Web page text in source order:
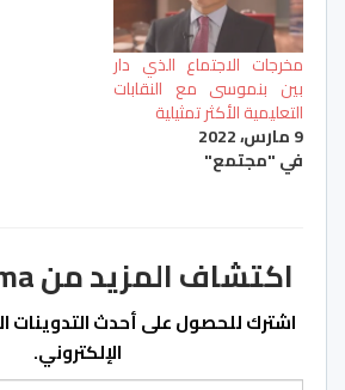
مخرجات الاجتماع الذي دار
بين بنموسى مع النقابات
التعليمية الأكثر تمثيلية
9 مارس، 2022
في "مجتمع"
اكتشاف المزيد من azulpress.ma
اشترك للحصول على أحدث التدوينات
الإلكتروني.
كتابة بريدك الإلكتروني...